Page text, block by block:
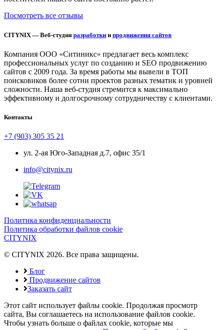
Посмотреть все отзывы
CITYNIX — Веб-студия разработки и продвижения сайтов
Компания ООО «Ситиникс» предлагает весь комплекс
профессиональных услуг по созданию и SEO продвижению
сайтов с 2009 года. За время работы мы вывели в ТОП
поисковиков более сотни проектов разных тематик и уровней
сложности. Наша веб-студия стремится к максимально
эффективному и долгосрочному сотрудничеству с клиентами.
Контакты
+7 (903) 305 35 21
ул. 2-ая Юго-Западная д.7, офис 35/1
info@citynix.ru
Политика конфиденциальности
Политика обработки файлов cookie
CITYNIX
© CITYNIX 2026. Все права защищены.
Блог
Продвижение сайтов
Заказать сайт
Этот сайт использует файлы cookie. Продолжая просмотр
сайта, Вы соглашаетесь на использование файлов cookie.
Чтобы узнать больше о файлах cookie, которые мы